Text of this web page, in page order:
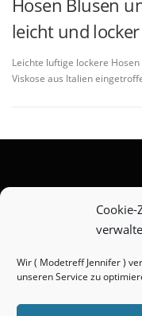
Wir ( Modetreff Jennifer )
unseren Service zu
Hosen Blusen
leicht und
Leichte luftige lockere
Viskose aus Italien
AGB
Impressum